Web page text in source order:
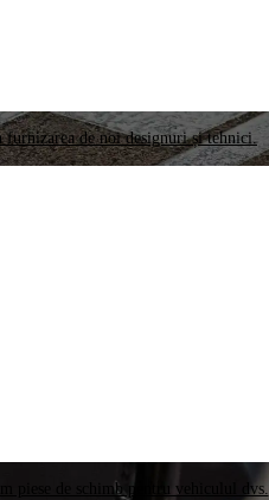
furnizarea de noi designuri și tehnici.
piese de schimb pentru vehiculul dvs.